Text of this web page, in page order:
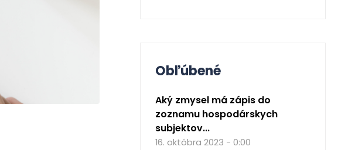
Obľúbené
Aký zmysel má zápis do
zoznamu hospodárskych
subjektov...
16. októbra 2023 - 0:00